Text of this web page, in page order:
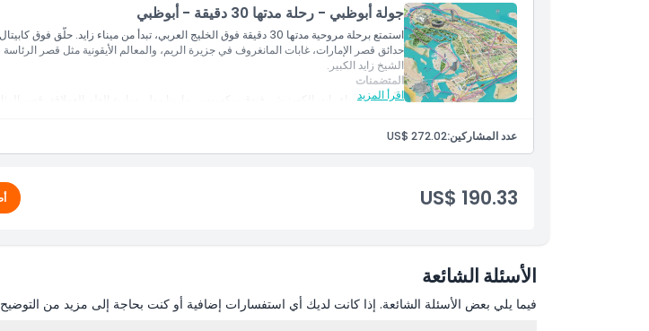
سياسة الإلغاء جولة أبوظبي - رحلة مدتها 30 دقيقة - أبوظبي
استمتع برحلة مروحية مدتها 30 دقيقة فوق الخليج العربي، تبدأ من ميناء زايد. حلّق فوق
حدائق قصر الإمارات، غابات المانغروف في جزيرة الريم، والمعالم الأيقونية مثل قصر
الشيخ زايد الكبير.
اقرأ المزيد
المتضمنات
حلّق فوق ميناء زايد، الكورنيش، فندق ريكسوس، مارينا مول، سارية العلم العملاقة، قصر
استمتع بمشاهدة جزيرة الحديريات، كابيتال جيت، جامع الشيخ زايد الكبير، مدينة الشيخ زايد
الرياضية، مدينة أبوظبي، وغابات المانغروف في جزيرة الريم.
عدد المشاركين:US$ 272.02
US$ 190.33
الأسئلة الشائعة
فيما يلي بعض الأسئلة الشائعة. إذا كانت لديك أي استفسارات إضافية أو كنت بحاجة إلى مزيد من